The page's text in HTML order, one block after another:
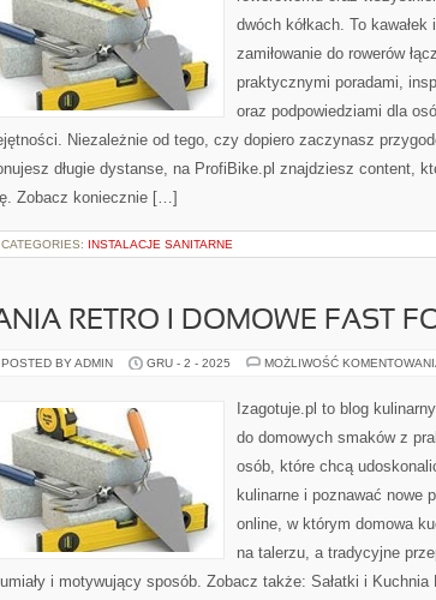
dwóch kółkach. To
zamiłowanie do rowerów
praktycznymi poradami,
oraz podpowiedziami dla
Niezależnie od tego, czy dopiero zaczynasz
długie dystanse, na ProfiBike.pl znajdziesz content,
Zobacz koniecznie […]
CATEGORIES: INSTALACJE SANITARNE
RETRO I DOMOWE FAST
POSTED BY ADMIN GRU - 2 - 2025 MOŻLIWOŚĆ
Izagotuje.pl to blog
do domowych smaków z
osób, które chcą
kulinarne i poznawać nowe
online, w którym domowa
na talerzu, a tradycyjne
i motywujący sposób. Zobacz także: Sałatki i Kuchnia